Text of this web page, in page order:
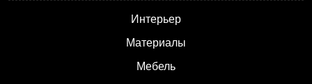
Интерьер
Материалы
Мебель